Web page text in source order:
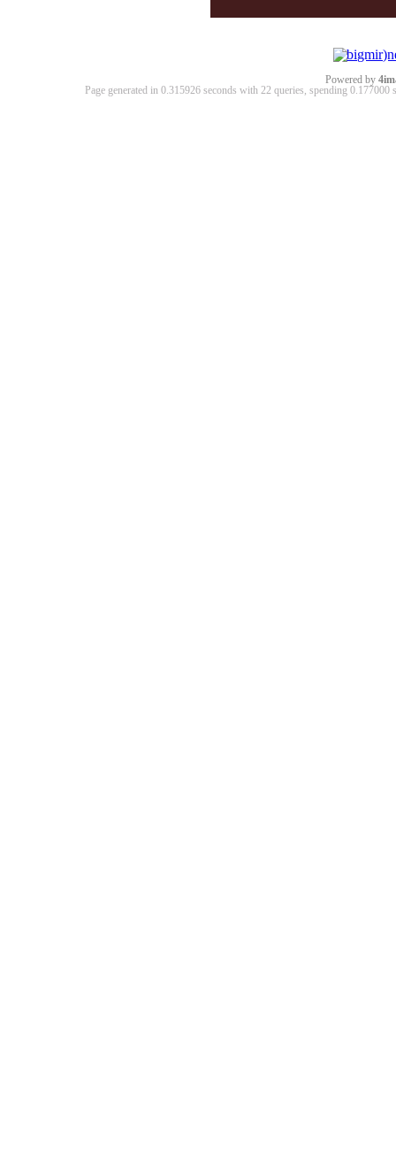
Powered by
Page generated in 0.315926 seconds with 22 queries, spending